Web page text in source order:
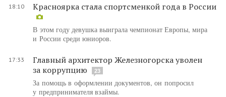
18:10 Красноярка стала спортсменкой года в России
В этом году девушка выиграла чемпионат Европы, мира
и России среди юниоров.
17:33
Главный архитектор Железногорска уволен
за коррупцию
23
За помощь в оформлении документов, он попросил
у предпринимателя взаймы.